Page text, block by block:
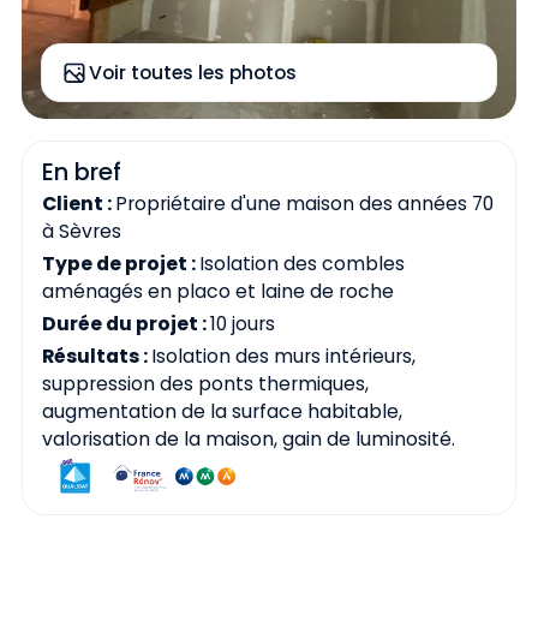
Voir toutes les photos
En bref
Client :Propriétaire d'une maison des années 70
à Sèvres
Type de projet :Isolation des combles
aménagés en placo et laine de roche
Durée du projet :10 jours
Résultats :Isolation des murs intérieurs,
suppression des ponts thermiques,
augmentation de la surface habitable,
valorisation de la maison, gain de luminosité.